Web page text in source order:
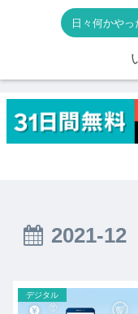
日々何かや
2021-12
デジタル